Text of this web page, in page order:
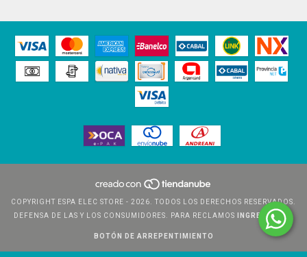
COPYRIGHT ESPA ELEC STORE - 2026. TODOS LOS DERECHOS RESERVADOS.
DEFENSA DE LAS Y LOS CONSUMIDORES. PARA RECLAMOS
INGRESÁ ACÁ.
BOTÓN DE ARREPENTIMIENTO